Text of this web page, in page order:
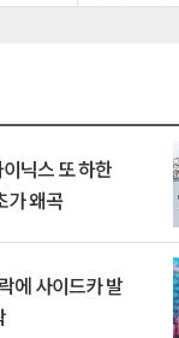
닉스 또 하한
가 왜곡
에 사이드카 발